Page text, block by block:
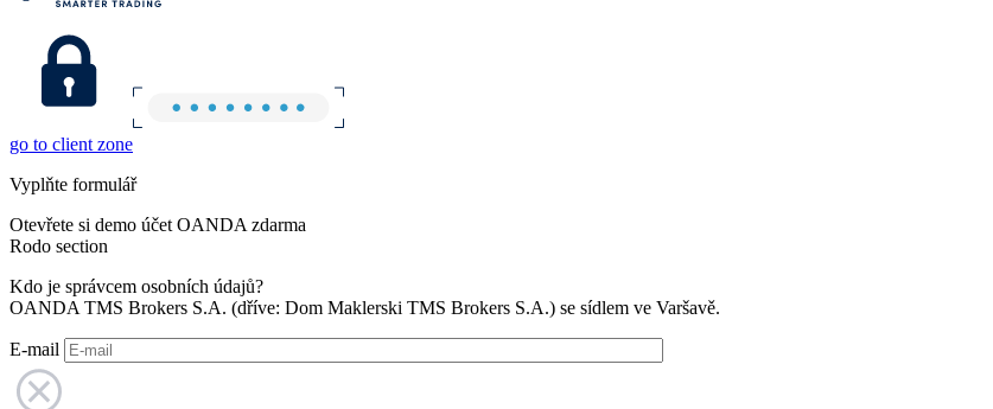
go to client zone
Vyplňte formulář
Otevřete si demo účet OANDA zdarma
Rodo section
Kdo je správcem osobních údajů?
OANDA TMS Brokers S.A. (dříve: Dom Maklerski TMS Brokers S.A.) se sídlem ve Varšavě.
E-mail